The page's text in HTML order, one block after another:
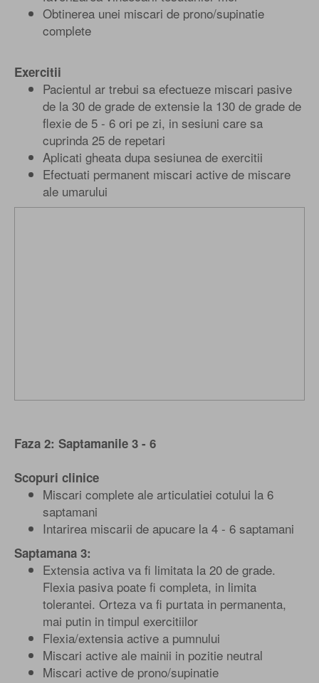
Obtinerea unei miscari de prono/supinatie
complete
Exercitii
Pacientul ar trebui sa efectueze miscari pasive
de la 30 de grade de extensie la 130 de grade de
flexie de 5 - 6 ori pe zi, in sesiuni care sa
cuprinda 25 de repetari
Aplicati gheata dupa sesiunea de exercitii
Efectuati permanent miscari active de miscare
ale umarului
Faza 2: Saptamanile 3 - 6
Scopuri clinice
Miscari complete ale articulatiei cotului la 6
saptamani
Intarirea miscarii de apucare la 4 - 6 saptamani
Saptamana 3:
Extensia activa va fi limitata la 20 de grade.
Flexia pasiva poate fi completa, in limita
tolerantei. Orteza va fi purtata in permanenta,
mai putin in timpul exercitiilor
Flexia/extensia active a pumnului
Miscari active ale mainii in pozitie neutral
Miscari active de prono/supinatie